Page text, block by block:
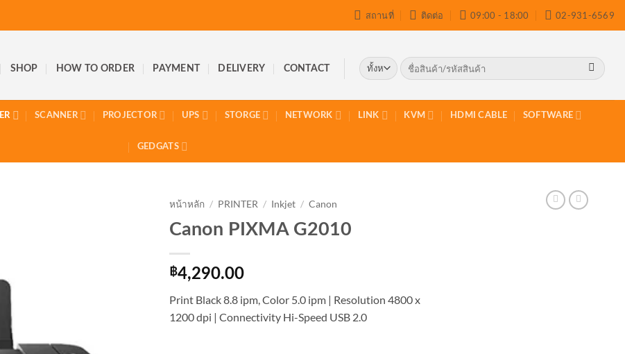
สถานที่ ติดต่อ 09:00 - 18:00 02-931-6569
SHOP HOW TO ORDER PAYMENT DELIVERY CONTACT
ค้นหา:
SCANNER PROJECTOR UPS STORGE NETWORK LINK KVM HDMI CABLE SOFTWARE
GEDGATS
หน้าหลัก / PRINTER / Inkjet / Canon
Canon PIXMA G2010
฿4,290.00
Print Black 8.8 ipm, Color 5.0 ipm | Resolution 4800 x
1200 dpi | Connectivity Hi-Speed USB 2.0